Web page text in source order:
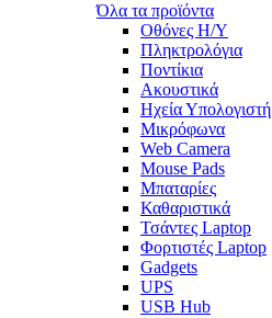
Όλα τα προϊόντα
Οθόνες Η/Υ
Πληκτρολόγια
Ποντίκια
Ακουστικά
Ηχεία Υπολογιστή
Μικρόφωνα
Web Camera
Mouse Pads
Μπαταρίες
Καθαριστικά
Τσάντες Laptop
Φορτιστές Laptop
Gadgets
UPS
USB Hub